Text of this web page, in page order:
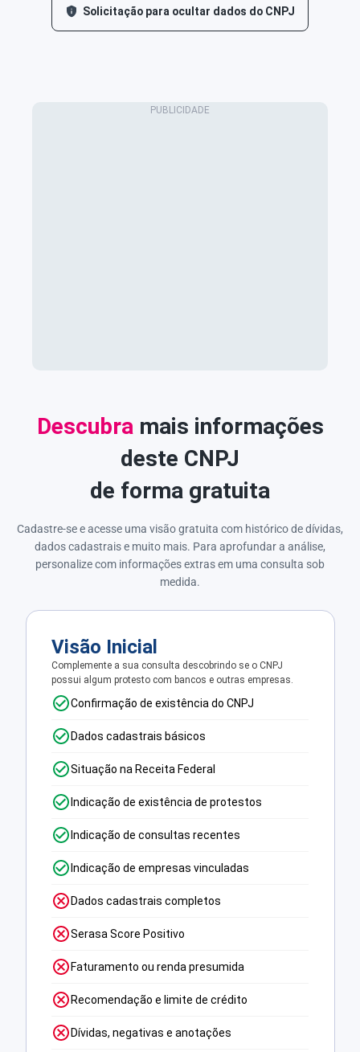
Solicitação para ocultar dados do CNPJ
Descubra mais informações
deste CNPJ
de forma gratuita
Cadastre-se e acesse uma visão gratuita com histórico de dívidas,
dados cadastrais e muito mais. Para aprofundar a análise,
personalize com informações extras em uma consulta sob
medida.
Visão Inicial
Complemente a sua consulta descobrindo se o CNPJ
possui algum protesto com bancos e outras empresas.
Confirmação de existência do CNPJ
Dados cadastrais básicos
Situação na Receita Federal
Indicação de existência de protestos
Indicação de consultas recentes
Indicação de empresas vinculadas
Dados cadastrais completos
Serasa Score Positivo
Faturamento ou renda presumida
Recomendação e limite de crédito
Dívidas, negativas e anotações